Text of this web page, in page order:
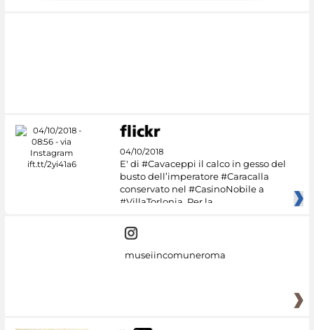
04/10/2018
E' di #Cavaceppi il calco in gesso del
busto dell’imperatore #Caracalla
conservato nel #CasinoNobile a
#VillaTorlonia. Per la
museiincomuneroma